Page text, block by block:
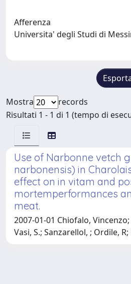
Afferenza
Universita' degli Studi di
Mostra
records
Risultati 1 - 1 di 1 (tempo di
Use of Narbonne vetch
narbonensis) in
effect on in vitam and
mortemperformances
meat.
2007-01-01 Chiofalo,
Vasi, S.; Sanzarellol, ; Ordile,